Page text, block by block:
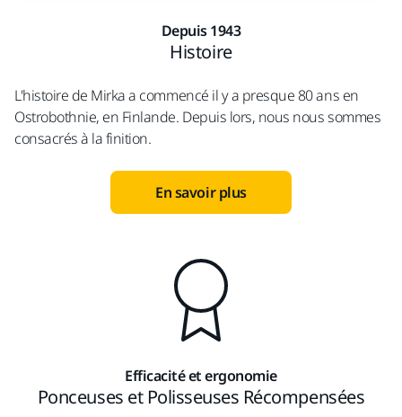
Depuis 1943
Histoire
L'histoire de Mirka a commencé il y a presque 80 ans en
Ostrobothnie, en Finlande. Depuis lors, nous nous sommes
consacrés à la finition.
En savoir plus
Efficacité et ergonomie
Ponceuses et Polisseuses Récompensées